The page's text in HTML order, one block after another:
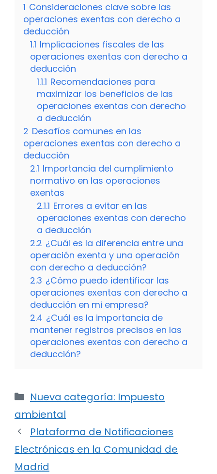
1 Consideraciones clave sobre las
operaciones exentas con derecho a
deducción
1.1 Implicaciones fiscales de las
operaciones exentas con derecho a
deducción
1.1.1 Recomendaciones para
maximizar los beneficios de las
operaciones exentas con derecho
a deducción
2 Desafíos comunes en las
operaciones exentas con derecho a
deducción
2.1 Importancia del cumplimiento
normativo en las operaciones
exentas
2.1.1 Errores a evitar en las
operaciones exentas con derecho
a deducción
2.2 ¿Cuál es la diferencia entre una
operación exenta y una operación
con derecho a deducción?
2.3 ¿Cómo puedo identificar las
operaciones exentas con derecho a
deducción en mi empresa?
2.4 ¿Cuál es la importancia de
mantener registros precisos en las
operaciones exentas con derecho a
deducción?
Categorías
Nueva categoría: Impuesto
ambiental
Plataforma de Notificaciones
Electrónicas en la Comunidad de
Madrid